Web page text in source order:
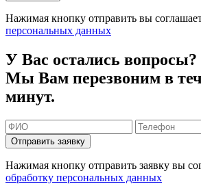
Нажимая кнопку отправить вы
персональных данных
У Вас остались вопросы?
Мы Вам перезвоним в
минут.
Отправить заявку
Нажимая кнопку отправить заявку вы
обработку персональных данных